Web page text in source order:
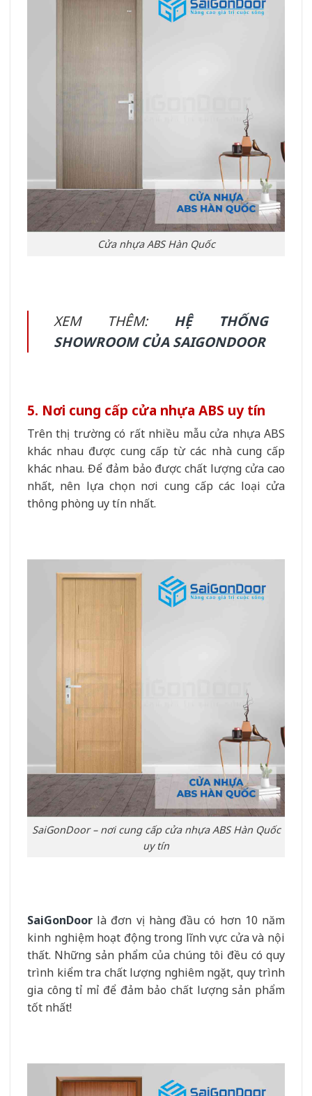
Cửa nhựa ABS Hàn Quốc
XEM THÊM: HỆ THỐNG
SHOWROOM CỦA SAIGONDOOR
5. Nơi cung cấp cửa nhựa ABS uy tín
Trên thị trường có rất nhiều mẫu cửa nhựa ABS
khác nhau được cung cấp từ các nhà cung cấp
khác nhau. Để đảm bảo được chất lượng cửa cao
nhất, nên lựa chọn nơi cung cấp các loại cửa
thông phòng uy tín nhất.
SaiGonDoor – nơi cung cấp cửa nhựa ABS Hàn Quốc
uy tín
SaiGonDoor là đơn vị hàng đầu có hơn 10 năm
kinh nghiệm hoạt động trong lĩnh vực cửa và nội
thất. Những sản phẩm của chúng tôi đều có quy
trình kiểm tra chất lượng nghiêm ngặt, quy trình
gia công tỉ mỉ để đảm bảo chất lượng sản phẩm
tốt nhất!